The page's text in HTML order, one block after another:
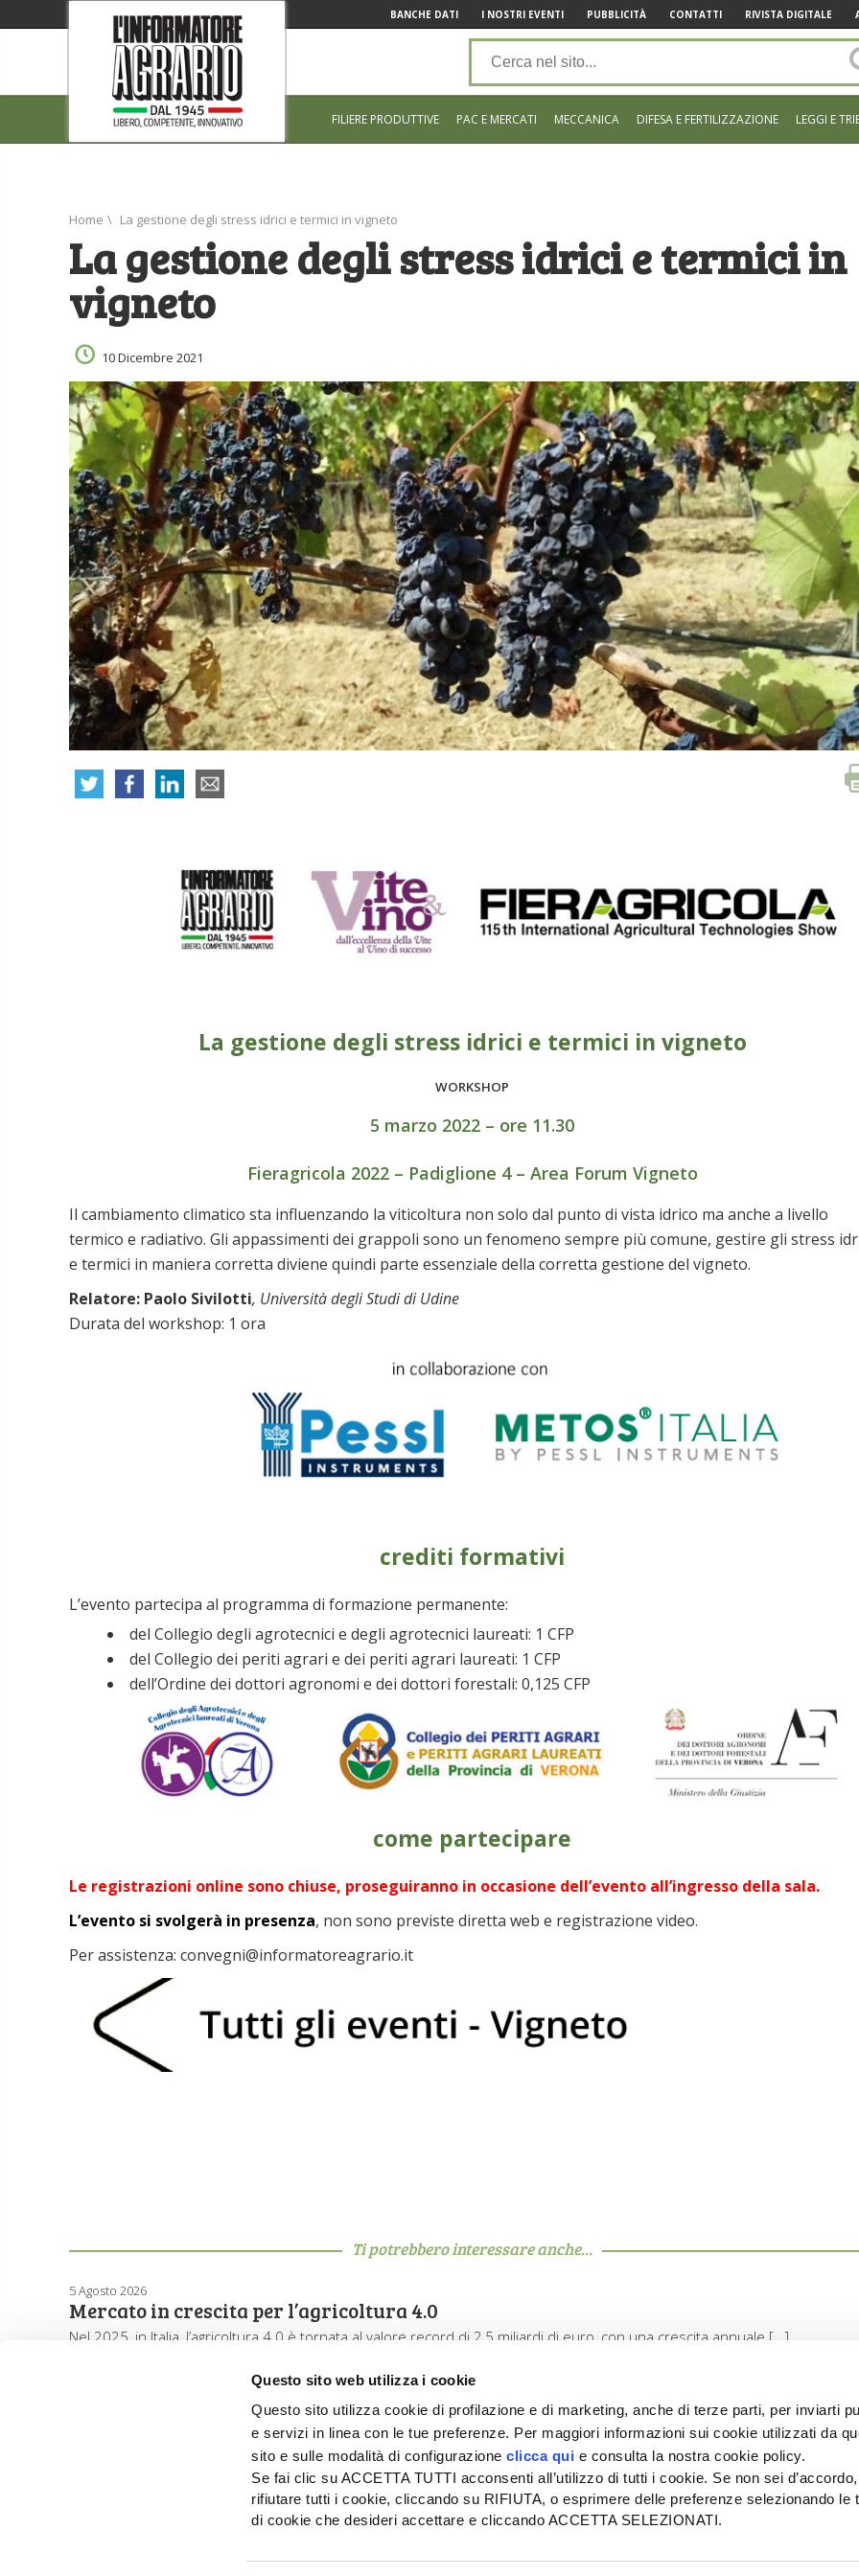
Questo sito web utilizza i cookie
Questo sito utilizza cookie di profilazione e di marketing, anche di terze parti, per inviarti
e servizi in linea con le tue preferenze. Per maggiori informazioni sui cookie utilizzati da
sito e sulle modalità di configurazioneclicca qui e consulta la nostra cookie policy.
Se fai clic su ACCETTA TUTTI acconsenti all’utilizzo di tutti i cookie. Se non sei
rifiutare tutti i cookie, cliccando su RIFIUTA, o esprimere delle preferenze selezionando le
di cookie che desideri accettare e cliccando ACCETTA SELEZIONATI.
BANCHE DATI I NOSTRI EVENTI PUBBLICITÀ CONTATTI RIVISTA DIGITALE
FILIERE PRODUTTIVE PAC E MERCATI MECCANICA DIFESA E FERTILIZZAZIONE LEGGI E
Home \ La gestione degli stress idrici e termici in vigneto
La gestione degli stress idrici e termici in
vigneto
10 Dicembre 2021
La gestione degli stress idrici e termici in vigneto
WORKSHOP
5 marzo 2022 – ore 11.30
Fieragricola 2022 – Padiglione 4 – Area Forum Vigneto
Il cambiamento climatico sta influenzando la viticoltura non solo dal punto di vista idrico ma anche a livello
termico e radiativo. Gli appassimenti dei grappoli sono un fenomeno sempre più comune, gestire gli stress
e termici in maniera corretta diviene quindi parte essenziale della corretta gestione del vigneto.
Relatore: Paolo Sivilotti, Università degli Studi di Udine
Durata del workshop: 1 ora
crediti formativi
L’evento partecipa al programma di formazione permanente:
del Collegio degli agrotecnici e degli agrotecnici laureati: 1 CFP
del Collegio dei periti agrari e dei periti agrari laureati: 1 CFP
dell’Ordine dei dottori agronomi e dei dottori forestali: 0,125 CFP
come partecipare
Le registrazioni online sono chiuse, proseguiranno in occasione dell’evento all’ingresso della sala.
L’evento si svolgerà in presenza, non sono previste diretta web e registrazione video.
Per assistenza: convegni@informatoreagrario.it
Ti potrebbero interessare anche...
5 Agosto 2026
Mercato in crescita per l’agricoltura 4.0
Nel 2025, in Italia, l’agricoltura 4.0 è tornata al valore record di 2,5 miliardi di euro, con una crescita annuale […]
EDIZIONI L'INFORMATORE AGRARIO Srl
SEDE
Tel + 39.045.8057511
info@informatoreagrario.it
PUBBLICITÀ
Tel +